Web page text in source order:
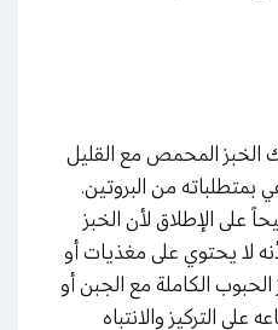
الخبز المحمص مع القليل
بمتطلباته من البروتين.
الإطلاق لأن الخبز
لا يحتوي على مغذيات أو
الكاملة مع الجبن أو
التركيز والانتباه